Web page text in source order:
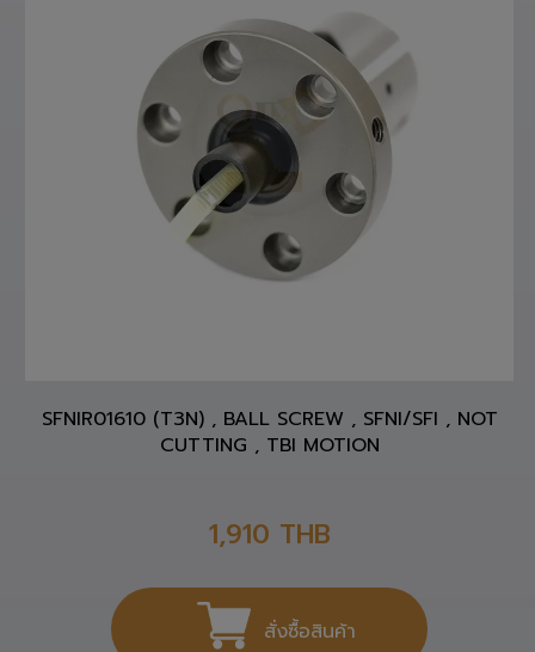
SFNIR01610 (T3N) , BALL SCREW , SFNI/SFI , NOT
CUTTING , TBI MOTION
1,910 THB